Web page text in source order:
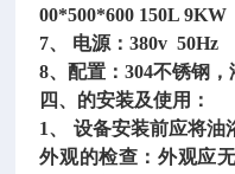
00*500*600 150L
7、 电源：380v 50Hz
8、配置：304不锈钢
四、的安装及使用：
1、 设备安装前应将油
外观的检查：外观应